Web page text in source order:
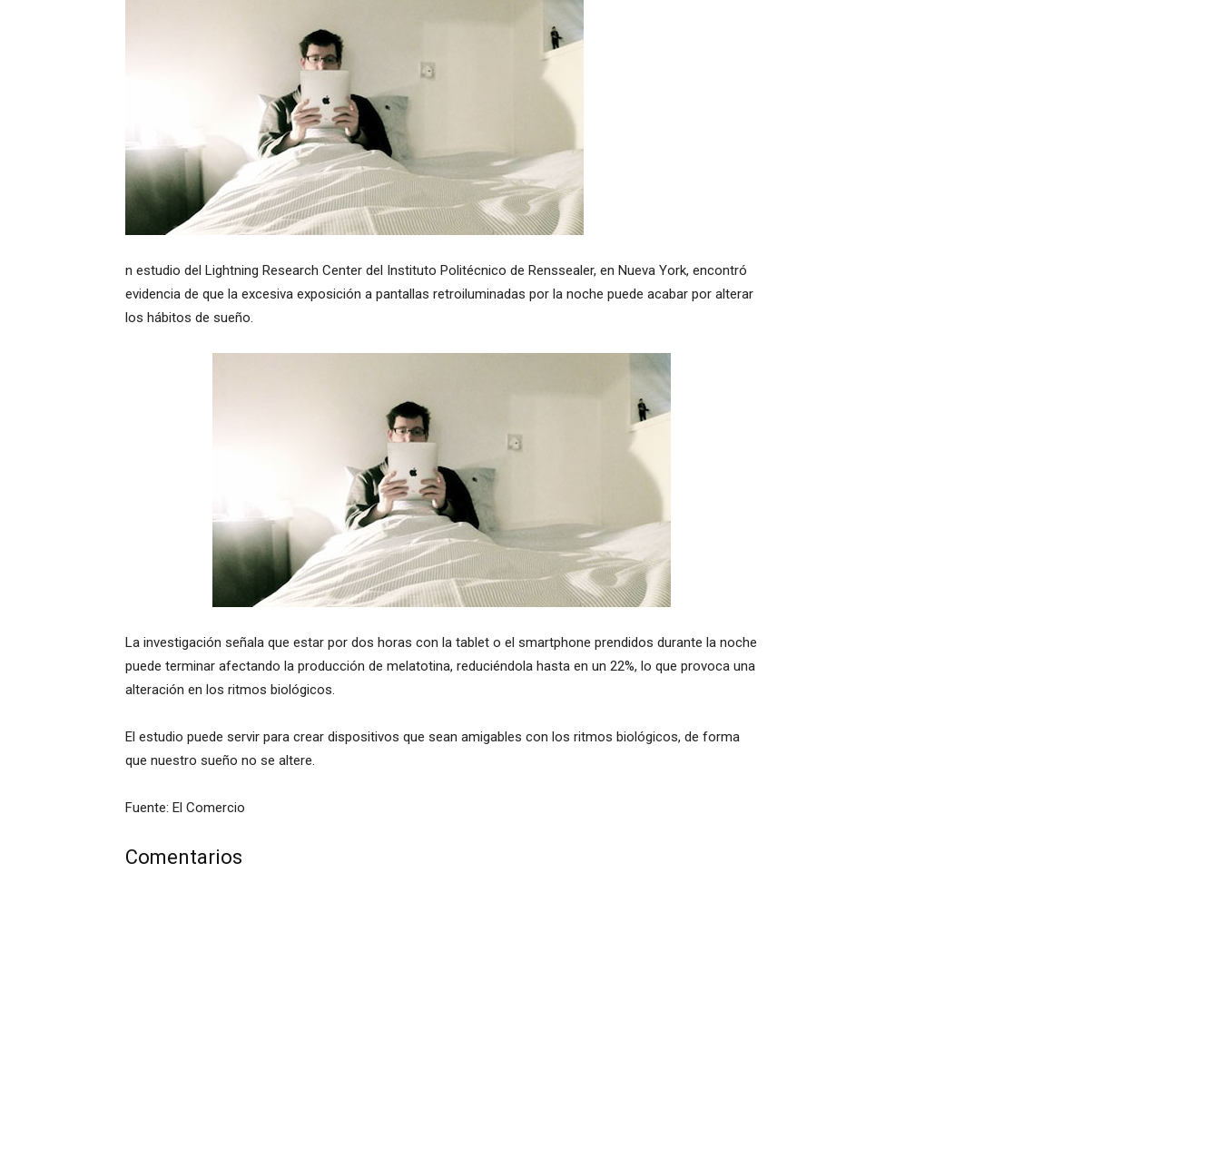
n estudio del Lightning Research Center del Instituto Politécnico de Renssealer, en Nueva York, encontró
evidencia de que la excesiva exposición a pantallas retroiluminadas por la noche puede acabar por alterar
los hábitos de sueño.
La investigación señala que estar por dos horas con la tablet o el smartphone prendidos durante la noche
puede terminar afectando la producción de melatotina, reduciéndola hasta en un 22%, lo que provoca una
alteración en los ritmos biológicos.
El estudio puede servir para crear dispositivos que sean amigables con los ritmos biológicos, de forma
que nuestro sueño no se altere.
Fuente: El Comercio
Comentarios